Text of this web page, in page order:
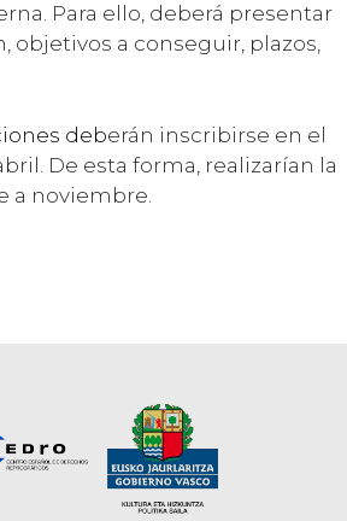
Para ello, deberá presentar
objetivos a conseguir, plazos,
deberán inscribirse en el
De esta forma, realizarían la
a noviembre.